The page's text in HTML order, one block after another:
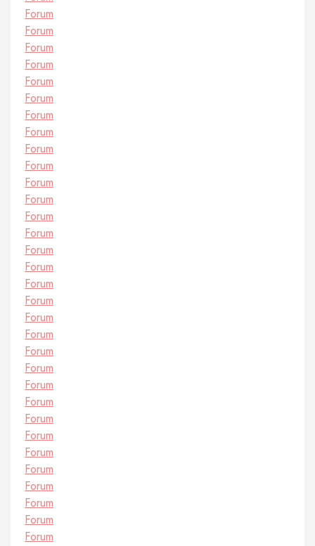
Forum
Forum
Forum
Forum
Forum
Forum
Forum
Forum
Forum
Forum
Forum
Forum
Forum
Forum
Forum
Forum
Forum
Forum
Forum
Forum
Forum
Forum
Forum
Forum
Forum
Forum
Forum
Forum
Forum
Forum
Forum
Forum